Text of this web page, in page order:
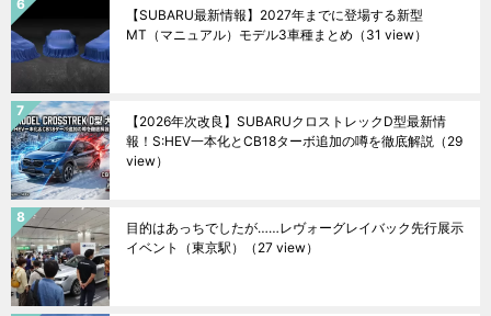
【SUBARU最新情報】2027年までに登場する新型
MT（マニュアル）モデル3車種まとめ （31 view）
【2026年次改良】SUBARUクロストレックD型最新情
報！S:HEV一本化とCB18ターボ追加の噂を徹底解説 （29
view）
目的はあっちでしたが……レヴォーグレイバック先行展示
イベント（東京駅）
（27 view）